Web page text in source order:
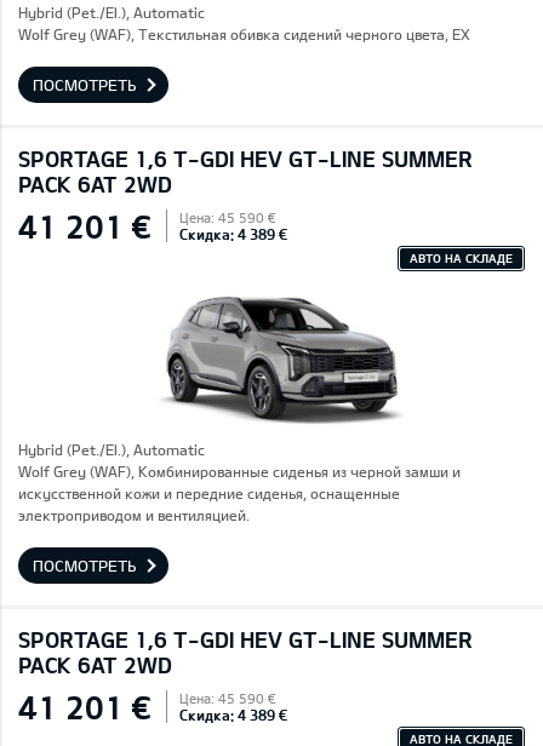
Hybrid (Pet./El.), Automatic
Wolf Grey (WAF), Текстильная обивка сидений черного цвета, EX
ПОСМОТРЕТЬ
SPORTAGE 1,6 T-GDI HEV GT-LINE SUMMER
PACK 6AT 2WD
41 201 € Цена: 45 590 €
Скидка: 4 389 €
АВТО НА СКЛАДЕ
Hybrid (Pet./El.), Automatic
Wolf Grey (WAF), Комбинированные сиденья из черной замши и
искусственной кожи и передние сиденья, оснащенные
электроприводом и вентиляцией.
ПОСМОТРЕТЬ
SPORTAGE 1,6 T-GDI HEV GT-LINE SUMMER
PACK 6AT 2WD
41 201 € Цена: 45 590 €
Скидка: 4 389 €
АВТО НА СКЛАДЕ